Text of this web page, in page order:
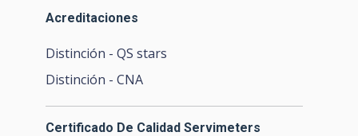
Acreditaciones
Distinción - QS stars
Distinción - CNA
Certificado De Calidad Servimeters